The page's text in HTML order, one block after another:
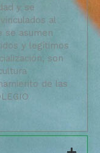
y se
al
se asumen
y legítimos
son
de las